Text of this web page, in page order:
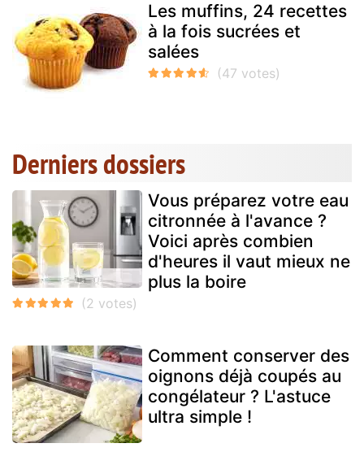
Les muffins, 24 recettes
à la fois sucrées et
salées
Derniers dossiers
Vous préparez votre eau
citronnée à l'avance ?
Voici après combien
d'heures il vaut mieux ne
plus la boire
Comment conserver des
oignons déjà coupés au
congélateur ? L'astuce
ultra simple !